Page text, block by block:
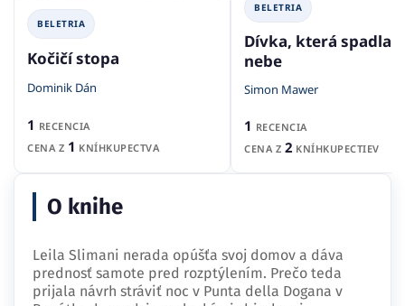
BELETRIA
Kočičí stopa
Dominik Dán
1 RECENCIA
CENA Z 1 KNÍHKUPECTVA
BELETRIA
Dívka, která spadla z
nebe
Simon Mawer
1 RECENCIA
CENA Z 2 KNÍHKUPECTIEV
O knihe
Leila Slimani nerada opúšťa svoj domov a dáva
prednosť samote pred rozptýlením. Prečo teda
prijala návrh stráviť noc v Punta della Dogana v